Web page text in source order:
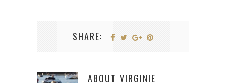
SHARE:
ABOUT VIRGINIE